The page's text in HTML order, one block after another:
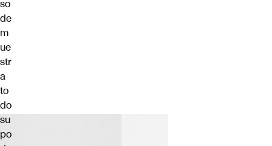
so
de
m
ue
str
a
to
do
su
po